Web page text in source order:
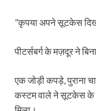
”कृपया अपने सूटकेस
पीटर्सबर्ग के मज़दूर ने
एक जोड़ी कपड़े, पुराना
कस्टम वाले ने सूटकेस के